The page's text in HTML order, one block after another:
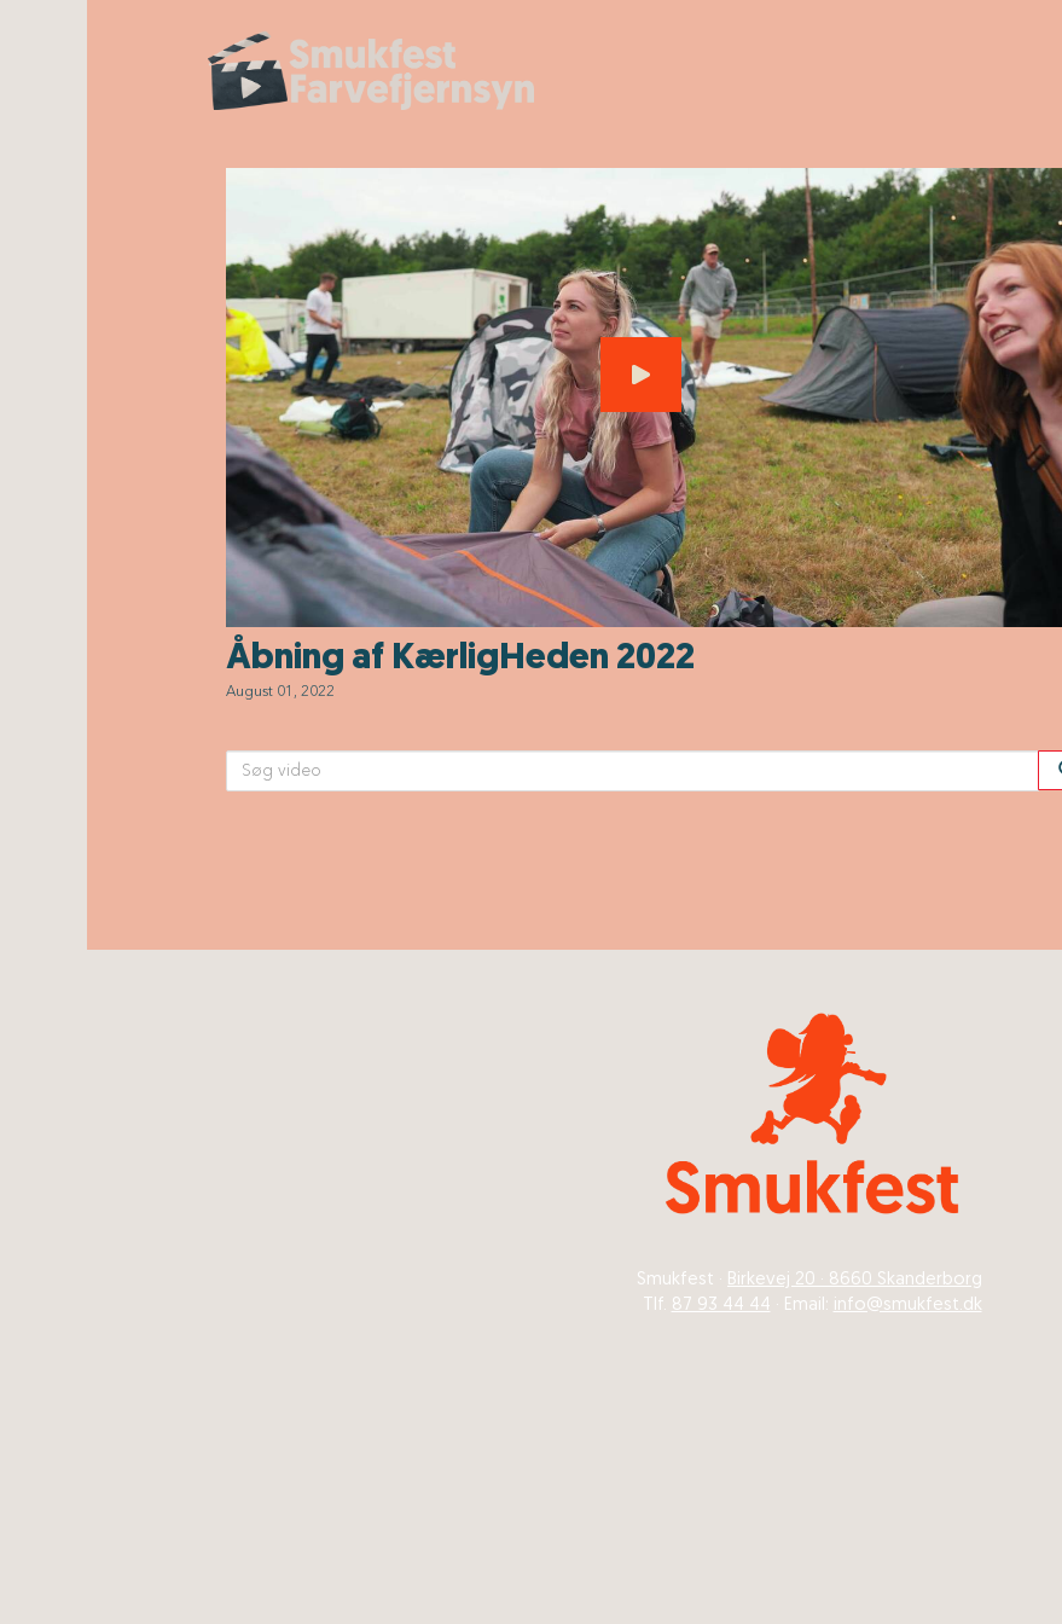
Åbning af KærligHeden 2022
August 01, 2022
Smukfest · Birkevej 20 · 8660 Skanderborg
Tlf. 87 93 44 44 · Email: info@smukfest.dk